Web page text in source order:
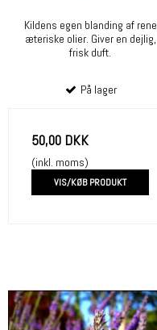
Kildens egen blanding af rene
æteriske olier. Giver en dejlig,
frisk duft.
På lager
50,00 DKK
(inkl. moms)
VIS/KØB PRODUKT